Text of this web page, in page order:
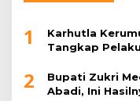
1
Karhutla
Tangkap
2
Bupati Zukri
Abadi, Ini